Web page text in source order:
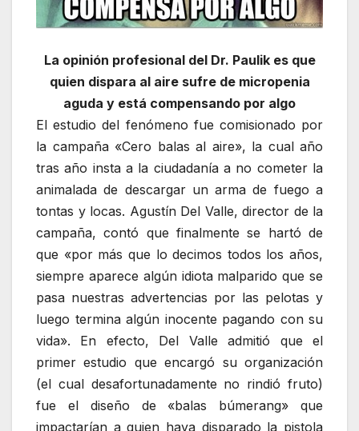
La opinión profesional del Dr. Paulik es que
quien dispara al aire sufre de micropenia
aguda y está compensando por algo
El estudio del fenómeno fue comisionado por
la campaña «Cero balas al aire», la cual año
tras año insta a la ciudadanía a no cometer la
animalada de descargar un arma de fuego a
tontas y locas. Agustín Del Valle, director de la
campaña, contó que finalmente se hartó de
que «por más que lo decimos todos los años,
siempre aparece algún idiota malparido que se
pasa nuestras advertencias por las pelotas y
luego termina algún inocente pagando con su
vida». En efecto, Del Valle admitió que el
primer estudio que encargó su organización
(el cual desafortunadamente no rindió fruto)
fue el diseño de «balas búmerang» que
impactarían a quien haya disparado la pistola